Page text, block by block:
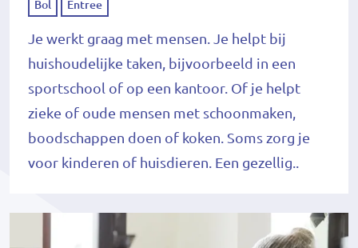
Bol Entree
Je werkt graag met mensen. Je helpt bij
huishoudelijke taken, bijvoorbeeld in een
sportschool of op een kantoor. Of je helpt
zieke of oude mensen met schoonmaken,
boodschappen doen of koken. Soms zorg je
voor kinderen of huisdieren. Een gezellig..